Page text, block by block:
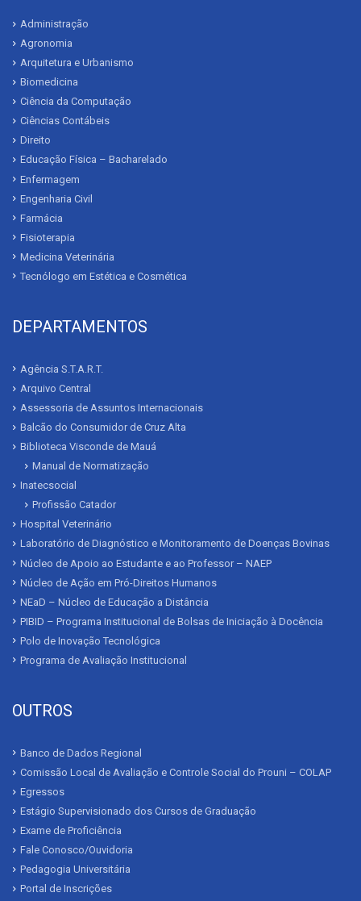
Administração
Agronomia
Arquitetura e Urbanismo
Biomedicina
Ciência da Computação
Ciências Contábeis
Direito
Educação Física – Bacharelado
Enfermagem
Engenharia Civil
Farmácia
Fisioterapia
Medicina Veterinária
Tecnólogo em Estética e Cosmética
DEPARTAMENTOS
Agência S.T.A.R.T.
Arquivo Central
Assessoria de Assuntos Internacionais
Balcão do Consumidor de Cruz Alta
Biblioteca Visconde de Mauá
Manual de Normatização
Inatecsocial
Profissão Catador
Hospital Veterinário
Laboratório de Diagnóstico e Monitoramento de Doenças Bovinas
Núcleo de Apoio ao Estudante e ao Professor – NAEP
Núcleo de Ação em Pró-Direitos Humanos
NEaD – Núcleo de Educação a Distância
PIBID – Programa Institucional de Bolsas de Iniciação à Docência
Polo de Inovação Tecnológica
Programa de Avaliação Institucional
OUTROS
Banco de Dados Regional
Comissão Local de Avaliação e Controle Social do Prouni – COLAP
Egressos
Estágio Supervisionado dos Cursos de Graduação
Exame de Proficiência
Fale Conosco/Ouvidoria
Pedagogia Universitária
Portal de Inscrições